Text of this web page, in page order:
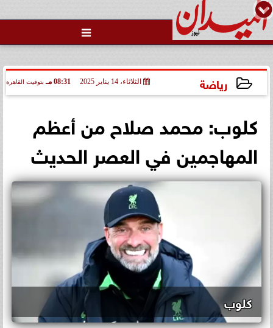

رياضة الثلاثاء، 14 يناير 2025 08:31 مـ بتوقيت القاهرة
كلوب: محمد صلاح من أعظم
المهاجمين في العصر الحديث
كلوب